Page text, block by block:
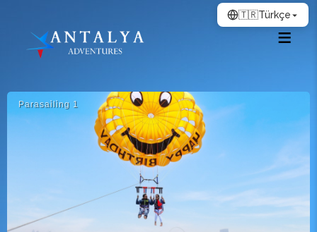
Parasai̇li̇ng 1
🇹🇷Türkçe